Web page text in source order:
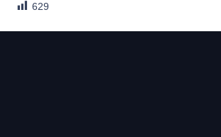
629